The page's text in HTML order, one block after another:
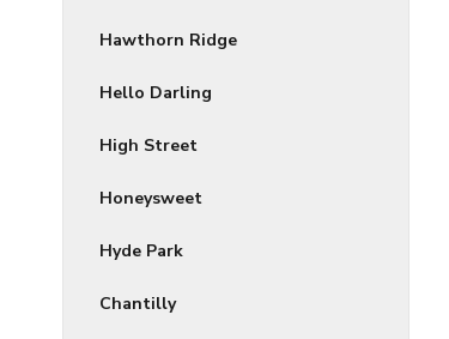
Hawthorn Ridge
Hello Darling
High Street
Honeysweet
Hyde Park
Chantilly